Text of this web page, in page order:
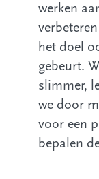
werken
het doel
gebeurt.
slimmer,
we door
voor een
bepalen